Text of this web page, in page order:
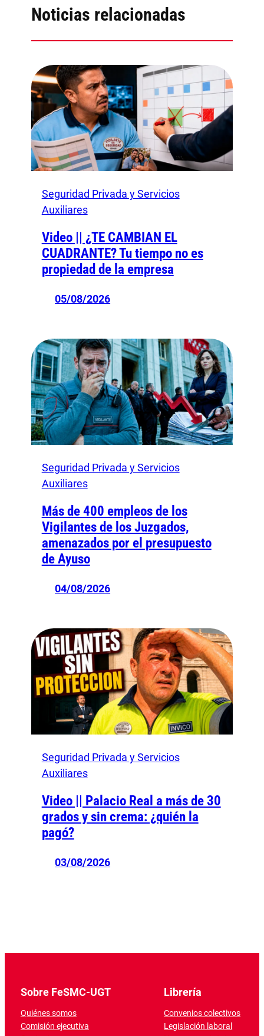
Noticias relacionadas
Seguridad Privada y Servicios
Auxiliares
Video || ¿TE CAMBIAN EL
CUADRANTE? Tu tiempo no es
propiedad de la empresa
05/08/2026
Seguridad Privada y Servicios
Auxiliares
Más de 400 empleos de los
Vigilantes de los Juzgados,
amenazados por el presupuesto
de Ayuso
04/08/2026
Seguridad Privada y Servicios
Auxiliares
Video || Palacio Real a más de 30
grados y sin crema: ¿quién la
pagó?
03/08/2026
Sobre FeSMC-UGT
Quiénes somos
Comisión ejecutiva
Librería
Convenios colectivos
Legislación laboral